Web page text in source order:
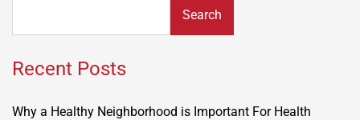
Search
Recent Posts
Why a Healthy Neighborhood is Important For Health